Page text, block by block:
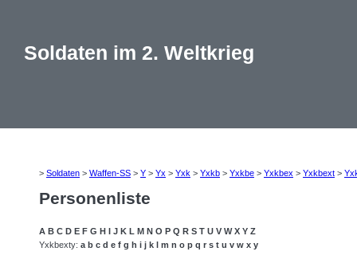
Soldaten im 2. Weltkrieg
> Soldaten > Waffen-SS > Y > Yx > Yxk > Yxkb > Yxkbe > Yxkbex > Yxkbext >
Personenliste
A B C D E F G H I J K L M N O P Q R S T U V W X Y Z
Yxkbexty: a b c d e f g h i j k l m n o p q r s t u v w x y